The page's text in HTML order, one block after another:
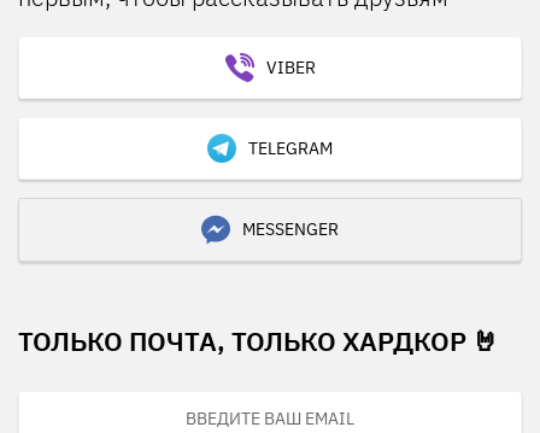
VIBER
TELEGRAM
MESSENGER
ТОЛЬКО ПОЧТА, ТОЛЬКО ХАРДКОР 🤘